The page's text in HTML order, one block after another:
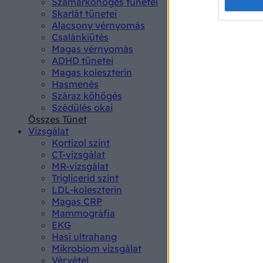
Skarlát tünetei
Alacsony vérnyomás
Csalánkiütés
Magas vérnyomás
ADHD tünetei
Magas koleszterin
Hasmenés
Száraz köhögés
Szédülés okai
Összes Tünet
Vizsgálat
Kortizol szint
CT-vizsgálat
MR-vizsgálat
Triglicerid szint
LDL-koleszterin
Magas CRP
Mammográfia
EKG
Hasi ultrahang
Mikrobiom vizsgálat
Vérvétel